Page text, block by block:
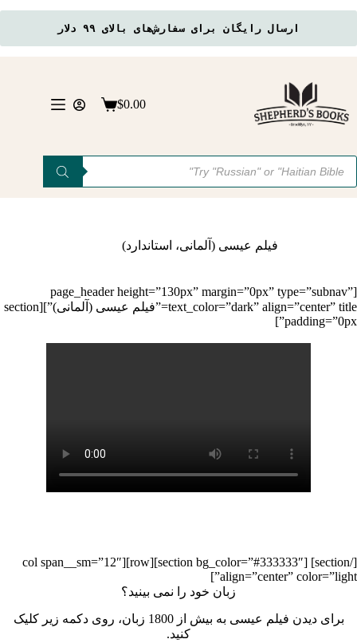
ارسال رایگان برای سفارش‌های بالای ۹۹ دلار
سبد$0.00
Products
search
فیلم عیسی (آلمانی، استاندارد)
[page_header height=”130px” margin=”0px” type=”subnav”
text_color=”dark” align=”center” title=”فیلم عیسی (آلمانی)”][section
padding=”0px”]
[/section] [section bg_color=”#333333″][row][col span__sm=”12″
align=”center” color=”light”]
زبان خود را نمی بینید؟
برای دیدن فیلم عیسی به بیش از 1800 زبان، روی دکمه زیر کلیک
کنید.